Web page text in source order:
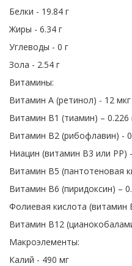
Белки - 19.84 г
Жиры - 6.34 г
Углеводы - 0 г
Зола - 2.54 г
Витамины:
Витамин А (ретинол) - 12 мкг
Витамин В1 (тиамин) – 0.226
Витамин В2 (рибофлавин) -
Ниацин (витамин В3 или РР)
Витамин В5 (пантотеновая
Витамин В6 (пиридоксин) –
Фолиевая кислота (витамин
Витамин В12
Макроэлементы:
Калий - 490 мг